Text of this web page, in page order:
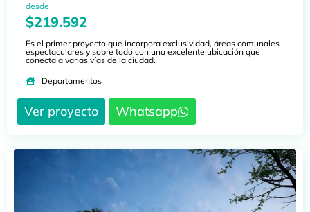
desde
$219.592
Es el primer proyecto que incorpora exclusividad, áreas comunales
espectaculares y sobre todo con una excelente ubicación que
conecta a varias vías de la ciudad.
Departamentos
Ver proyecto Whatsapp